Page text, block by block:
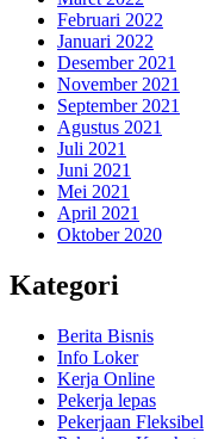
Februari 2022
Januari 2022
Desember 2021
November 2021
September 2021
Agustus 2021
Juli 2021
Juni 2021
Mei 2021
April 2021
Oktober 2020
Kategori
Berita Bisnis
Info Loker
Kerja Online
Pekerja lepas
Pekerjaan Fleksibel